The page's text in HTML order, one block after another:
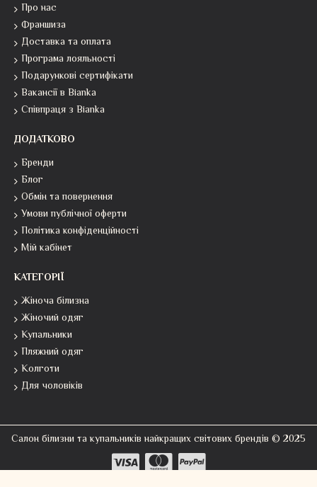
Про нас
Франшиза
Доставка та оплата
Програма лояльності
Подарункові сертифікати
Вакансії в Bianka
Співпраця з Bianka
ДОДАТКОВО
Бренди
Блог
Обмін та повернення
Умови публічної оферти
Політика конфіденційності
Мій кабінет
КАТЕГОРІЇ
Жіноча білизна
Жіночий одяг
Купальники
Пляжний одяг
Колготи
Для чоловіків
Салон білизни та купальників найкращих світових брендів © 2025